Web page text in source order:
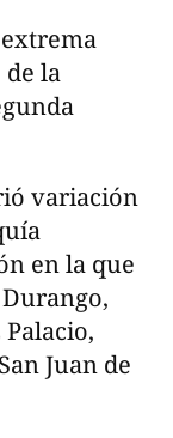
la
variación
en la que
Juan de